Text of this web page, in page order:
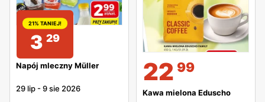
21% TANIEJ!
3 29
Napój mleczny Müller
29 lip -9 sie 2026
22 99
Kawa mielona Eduscho